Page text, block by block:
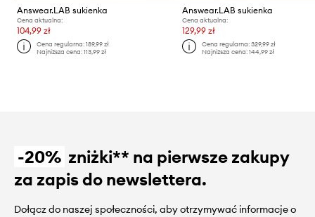
Answear.LAB sukienka
Cena aktualna:
104,99 zł
Cena regularna:189,99 zł
Najniższa cena:113,99 zł
Answear.LAB sukienka
Cena aktualna:
129,99 zł
Cena regularna: 329,99 zł
Najniższa cena: 144,99 zł
-20% zniżki** na pierwsze zakupy
za zapis do newslettera.
Dołącz do naszej społeczności, aby otrzymywać informacje o